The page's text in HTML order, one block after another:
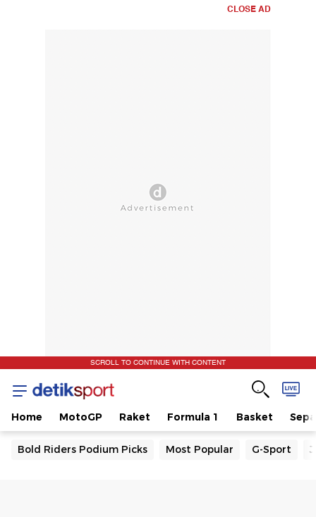
CLOSE AD
SCROLL TO CONTINUE WITH CONTENT
Home MotoGP Raket Formula 1 Basket
Bold Riders Podium Picks Most Popular G-Sport